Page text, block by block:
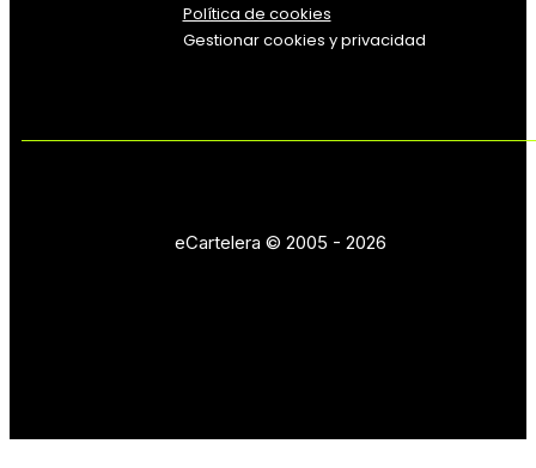
Política de cookies
Gestionar cookies y privacidad
eCartelera © 2005 - 2026